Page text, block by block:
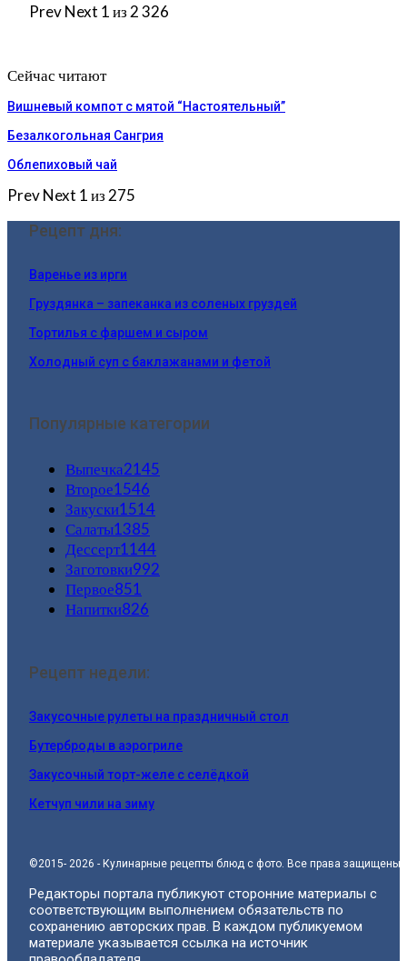
PrevNext 1 из 2 326
Сейчас читают
Вишневый компот с мятой “Настоятельный”
Безалкогольная Сангрия
Облепиховый чай
PrevNext 1 из 275
Рецепт дня:
Варенье из ирги
Груздянка – запеканка из соленых груздей
Тортилья с фаршем и сыром
Холодный суп с баклажанами и фетой
Популярные категории
Выпечка2145
Второе1546
Закуски1514
Салаты1385
Дессерт1144
Заготовки992
Первое851
Напитки826
Рецепт недели:
Закусочные рулеты на праздничный стол
Бутерброды в аэрогриле
Закусочный торт-желе с селёдкой
Кетчуп чили на зиму
©2015- 2026 - Кулинарные рецепты блюд с фото. Все права защищены.
Редакторы портала публикуют сторонние материалы с
соответствующим выполнением обязательств по
сохранению авторских прав. В каждом публикуемом
материале указывается ссылка на источник